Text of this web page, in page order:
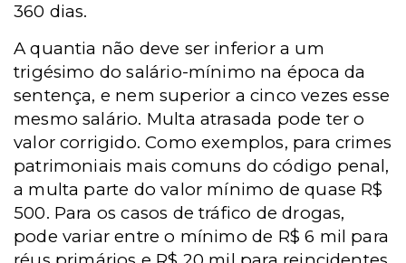
360 dias.
A quantia não deve ser inferior a um
trigésimo do salário-mínimo na época da
sentença, e nem superior a cinco vezes esse
mesmo salário. Multa atrasada pode ter o
valor corrigido. Como exemplos, para crimes
patrimoniais mais comuns do código penal,
a multa parte do valor mínimo de quase R$
500. Para os casos de tráfico de drogas,
pode variar entre o mínimo de R$ 6 mil para